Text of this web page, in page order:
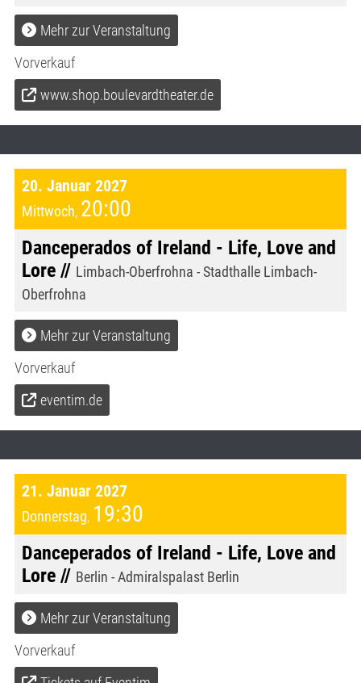
Mehr zur Veranstaltung
Vorverkauf
www.shop.boulevardtheater.de
20. Januar 2027
Mittwoch, 20:00
Danceperados of Ireland - Life, Love and
Lore // Limbach-Oberfrohna - Stadthalle Limbach-
Oberfrohna
Mehr zur Veranstaltung
Vorverkauf
eventim.de
21. Januar 2027
Donnerstag, 19:30
Danceperados of Ireland - Life, Love and
Lore // Berlin - Admiralspalast Berlin
Mehr zur Veranstaltung
Vorverkauf